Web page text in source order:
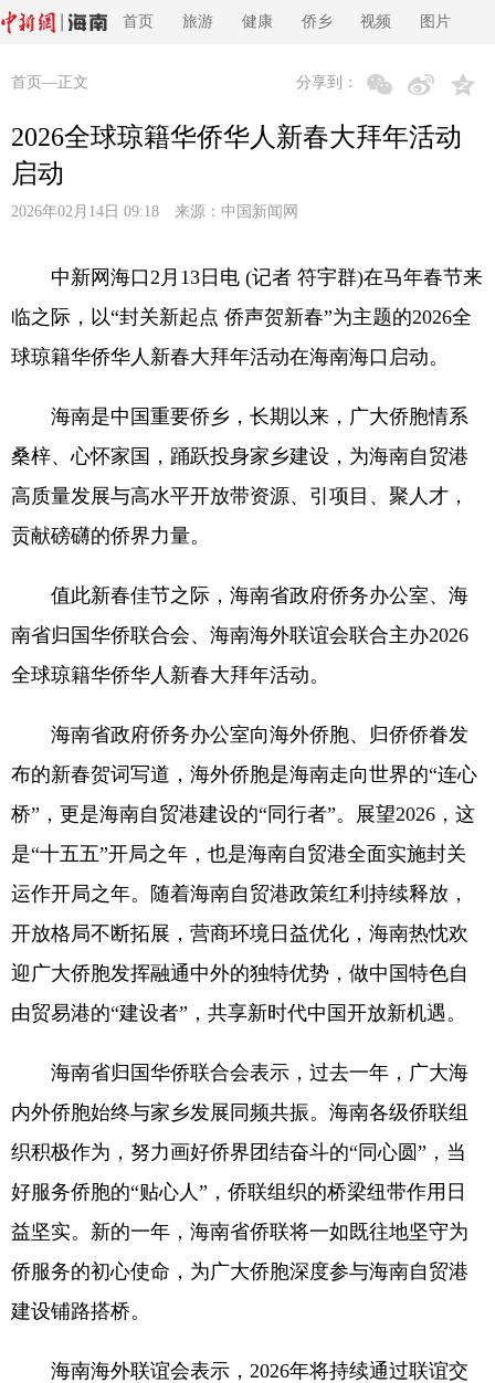
首页 旅游 健康 侨乡 视频 图片
首页 —正文 分享到：
2026全球琼籍华侨华人新春大拜年活动
启动
2026年02月14日 09:18 来源： 中国新闻网
中新网海口2月13日电 (记者 符宇群)在马年春节来
临之际，以“封关新起点 侨声贺新春”为主题的2026全
球琼籍华侨华人新春大拜年活动在海南海口启动。
海南是中国重要侨乡，长期以来，广大侨胞情系
桑梓、心怀家国，踊跃投身家乡建设，为海南自贸港
高质量发展与高水平开放带资源、引项目、聚人才，
贡献磅礴的侨界力量。
值此新春佳节之际，海南省政府侨务办公室、海
南省归国华侨联合会、海南海外联谊会联合主办2026
全球琼籍华侨华人新春大拜年活动。
海南省政府侨务办公室向海外侨胞、归侨侨眷发
布的新春贺词写道，海外侨胞是海南走向世界的“连心
桥”，更是海南自贸港建设的“同行者”。展望2026，这
是“十五五”开局之年，也是海南自贸港全面实施封关
运作开局之年。随着海南自贸港政策红利持续释放，
开放格局不断拓展，营商环境日益优化，海南热忱欢
迎广大侨胞发挥融通中外的独特优势，做中国特色自
由贸易港的“建设者”，共享新时代中国开放新机遇。
海南省归国华侨联合会表示，过去一年，广大海
内外侨胞始终与家乡发展同频共振。海南各级侨联组
织积极作为，努力画好侨界团结奋斗的“同心圆”，当
好服务侨胞的“贴心人”，侨联组织的桥梁纽带作用日
益坚实。新的一年，海南省侨联将一如既往地坚守为
侨服务的初心使命，为广大侨胞深度参与海南自贸港
建设铺路搭桥。
海南海外联谊会表示，2026年将持续通过联谊交